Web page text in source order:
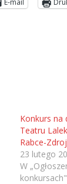
E-mail
Konkurs na
Teatru
Rabce-
23 lutego
W
konkursach"